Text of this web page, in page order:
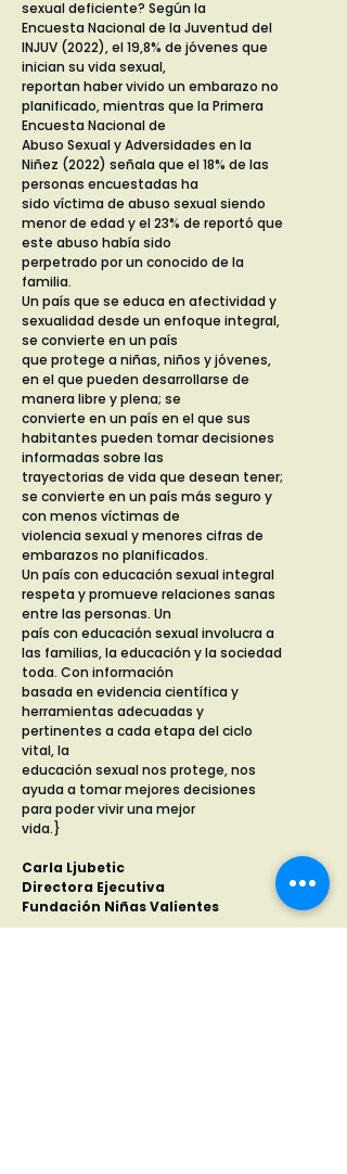
sexual deficiente? Según la
Encuesta Nacional de la Juventud del
INJUV (2022), el 19,8% de jóvenes que
inician su vida sexual,
reportan haber vivido un embarazo no
planificado, mientras que la Primera
Encuesta Nacional de
Abuso Sexual y Adversidades en la
Niñez (2022) señala que el 18% de las
personas encuestadas ha
sido víctima de abuso sexual siendo
menor de edad y el 23% de reportó que
este abuso había sido
perpetrado por un conocido de la
familia.
Un país que se educa en afectividad y
sexualidad desde un enfoque integral,
se convierte en un país
que protege a niñas, niños y jóvenes,
en el que pueden desarrollarse de
manera libre y plena; se
convierte en un país en el que sus
habitantes pueden tomar decisiones
informadas sobre las
trayectorias de vida que desean tener;
se convierte en un país más seguro y
con menos víctimas de
violencia sexual y menores cifras de
embarazos no planificados.
Un país con educación sexual integral
respeta y promueve relaciones sanas
entre las personas. Un
país con educación sexual involucra a
las familias, la educación y la sociedad
toda. Con información
basada en evidencia científica y
herramientas adecuadas y
pertinentes a cada etapa del ciclo
vital, la
educación sexual nos protege, nos
ayuda a tomar mejores decisiones
para poder vivir una mejor
vida.}
Carla Ljubetic
Directora Ejecutiva
Fundación Niñas Valientes